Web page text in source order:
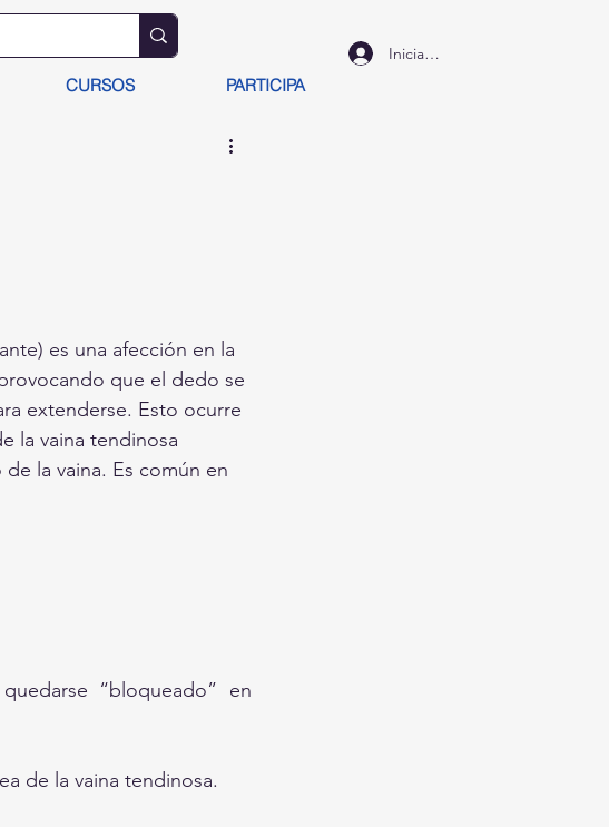
CURSOS PARTICIPA
Iniciar sesión
es una afección en la
que el dedo se
extenderse. Esto ocurre
la vaina tendinosa
la vaina. Es común en
“bloqueado” en
de la vaina tendinosa.